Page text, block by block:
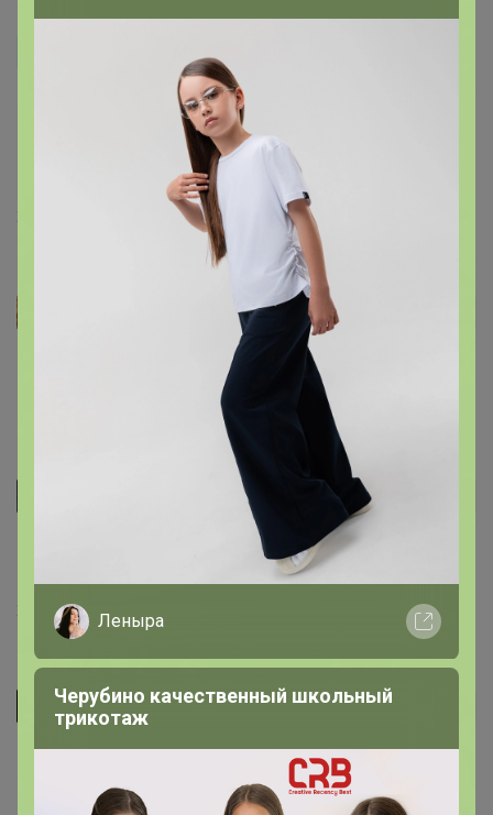
Добрый день. Если заказывать на подарок, коробка
без повреждений? В комплекте все 3 паруса, или
какие-то одни? Можно узнать цвет? При оплате
можно забрать в пятницу?
27 сентября, 2023 11:29
Автор уже получил заказ!
В наборе был один цвет паруса, алый из ткани
Автор уже получил заказ!
Взяла в подарок племяннику, думаю прекрасный
24 ноября, 2022 16:35
lavrovajulia89 Автор уже получил заказ!
Леныра
Черубино качественный школьный
трикотаж